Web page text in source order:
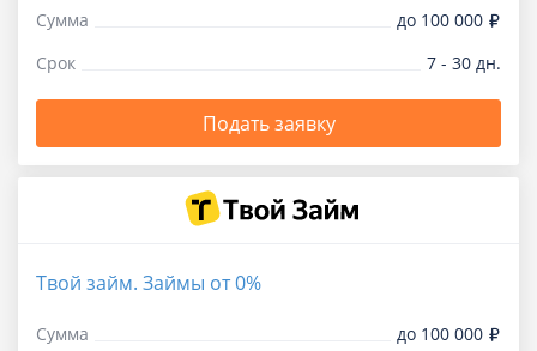
Сумма
до 100 000
Срок
7 - 30 дн.
Подать заявку
Твой займ. Займы от 0%
Сумма
до 100 000